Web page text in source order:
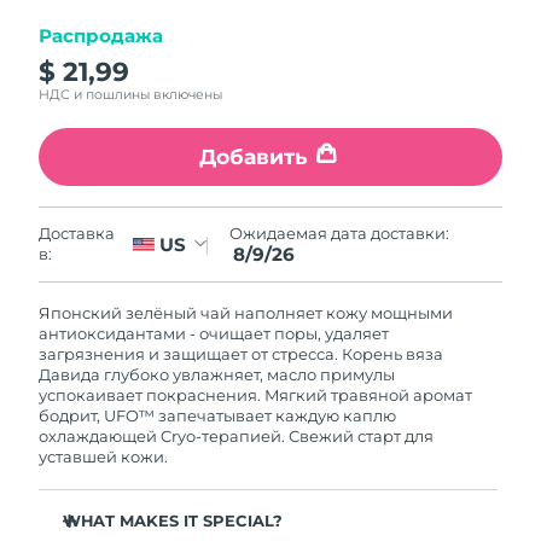
Распродажа
$ 21,99
НДС и пошлины включены
Добавить
Доставка
в:
US Ожидаемая дата доставки:
8/9/26
Японский зелёный чай наполняет кожу мощными
антиоксидантами - очищает поры, удаляет
загрязнения и защищает от стресса. Корень вяза
Давида глубоко увлажняет, масло примулы
успокаивает покраснения. Мягкий травяной аромат
бодрит, UFO™ запечатывает каждую каплю
охлаждающей Cryo-терапией. Свежий старт для
уставшей кожи.
WHAT MAKES IT SPECIAL?
Израиль
Италия
Ожидаемая дата доставки
8/8/26
Япония
Джерси
Казахстан
Ожидаемая дата доставки
Кувейт
Ожидаемая дата доставки
Ожидаемая дата доставки